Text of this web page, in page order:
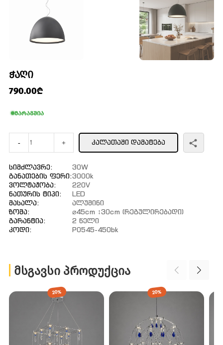
ᲭᲐᲦᲘ
790.00₾
მარაგშია
- + ᲙᲐᲚᲐᲗᲐᲨᲘ ᲓᲐᲛᲐᲢᲔᲑᲐ
Სიმძლავრე:
Განათების Ფერი:
Ვოლტაჟობა:
Ნათურის Ტიპი:
Მასალა:
Ზომა:
Გარანტია:
Კოდი:
30W
3000k
220V
LED
Ალუმინი
⌀45cm ↕30cm (რეგულირებადი)
2 Წელი
P0545-450bk
ᲛᲡᲒᲐᲕᲡᲘ ᲞᲠᲝᲓᲣᲥᲪᲘᲐ
20% 20%